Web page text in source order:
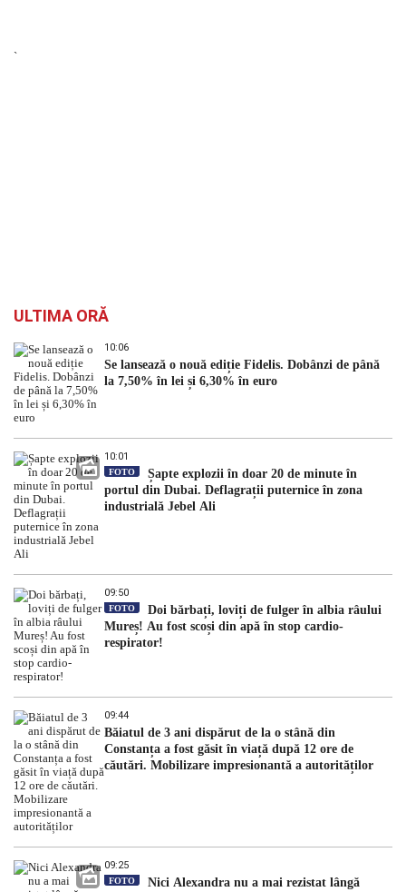
`
ULTIMA ORĂ
10:06
Se lansează o nouă ediție Fidelis. Dobânzi de până
la 7,50% în lei și 6,30% în euro
10:01
FOTO
Șapte explozii în doar 20 de minute în
portul din Dubai. Deflagrații puternice în zona
industrială Jebel Ali
09:50
FOTO
Doi bărbați, loviți de fulger în albia râului
Mureș! Au fost scoși din apă în stop cardio-
respirator!
09:44
Băiatul de 3 ani dispărut de la o stână din
Constanța a fost găsit în viață după 12 ore de
căutări. Mobilizare impresionantă a autorităților
09:25
FOTO
Nici Alexandra nu a mai rezistat lângă